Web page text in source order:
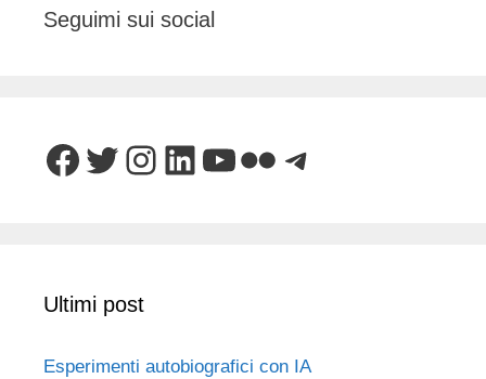
Seguimi sui social
Facebook
Twitter
Instagram
LinkedIn
YouTube
FlickrTelegram
Ultimi post
Esperimenti autobiografici con IA